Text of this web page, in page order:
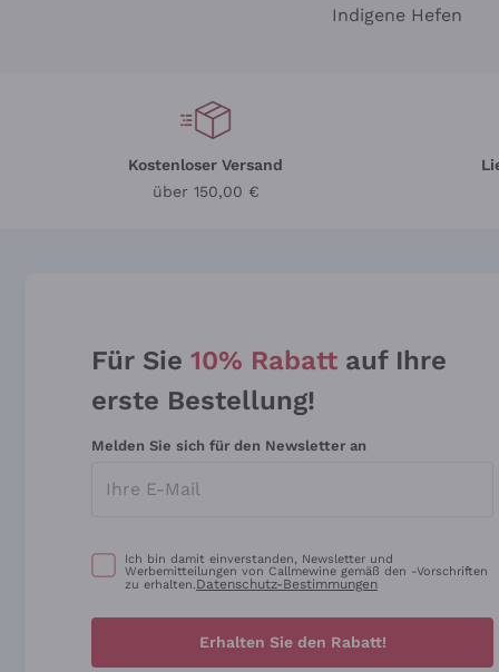
Indigene Hefen
Kostenloser Versand
über 150,00 €
Für Sie 10% Rabatt auf Ihre
erste Bestellung!
Melden Sie sich für den Newsletter an
Ich bin damit einverstanden, Newsletter und
Werbemitteilungen von Callmewine gemäß den -Vorschriften
zu erhalten.Datenschutz-Bestimmungen
Erhalten Sie den Rabatt!